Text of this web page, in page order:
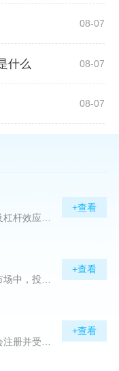
08-07
什么 08-07
08-07
+查看
在如今这个复杂多变的金融市场中，投资者对于选择可靠的投资平台显得尤为谨慎。随着各种金融产品的广泛推广，人们越发关注那些涉及重金属买卖、投资的公司及平台，而万洲金业（以下简称“万洲”）正是此类公司之一。本文将从多个角度深入探讨“万洲金业是否合法”这一问题，旨在为广大投资者提供一份详实的参考。万洲金业是一家专注于黄金投资的公司，其业务范畴主要包括黄金交易、投资咨询等。作为金融投资领域的一份子，万洲金业声称其具有强大的行业背景和丰富的交易经验，承诺为客户提供专业的金融产品及服务。对
+查看
+查看